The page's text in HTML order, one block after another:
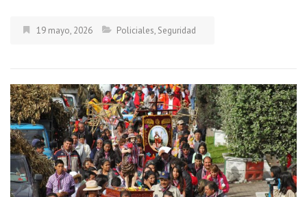
19 mayo, 2026 Policiales, Seguridad